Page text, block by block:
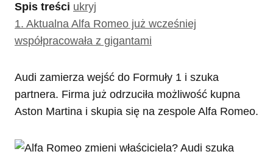
Spis treści ukryj
1. Aktualna Alfa Romeo już wcześniej
współpracowała z gigantami
Audi zamierza wejść do Formuły 1 i szuka
partnera. Firma już odrzuciła możliwość kupna
Aston Martina i skupia się na zespole Alfa Romeo.